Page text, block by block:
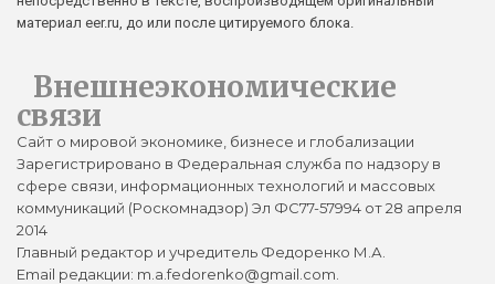
материал eer.ru, до или после цитируемого блока.
Внешнеэкономические
связи
Сайт о мировой экономике, бизнесе и глобализации
Зарегистрировано в Федеральная служба по надзору в
сфере связи, информационных технологий и массовых
коммуникаций (Роскомнадзор) Эл ФС77-57994 от 28 апреля
2014
Главный редактор и учредитель Федоренко М.А.
Email редакции: m.a.fedorenko@gmail.com.